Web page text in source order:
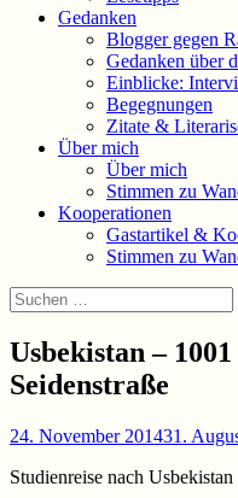
Gedanken
Blogger gegen
Gedanken über
Einblicke:
Begegnungen
Zitate &
Über mich
Über mich
Stimmen zu
Kooperationen
Gastartikel &
Stimmen zu
Suchen
Suchen
nach:
Usbekistan –
Seidenstraße
24. November 201431.
Studienreise nach